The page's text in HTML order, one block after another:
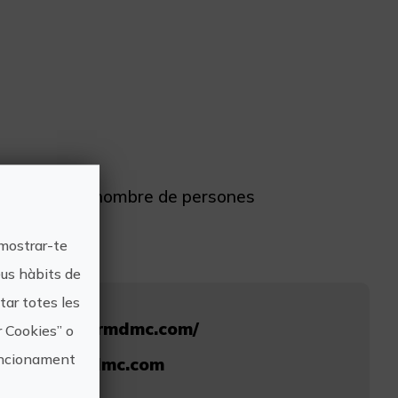
del lloc i nombre de persones
te
hàbits de
totes les
o